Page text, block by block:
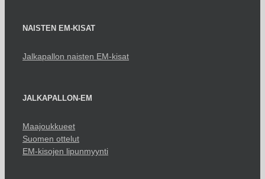
NAISTEN EM-KISAT
Jalkapallon naisten EM-kisat
JALKAPALLON-EM
Maajoukkueet
Suomen ottelut
EM-kisojen lipunmyynti